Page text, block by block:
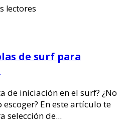
lectores
de surf para
de iniciación en el surf? ¿No
En este artículo te
selección de...